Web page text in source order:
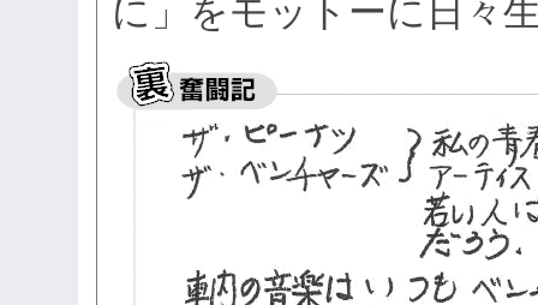
に」をモットーに日々